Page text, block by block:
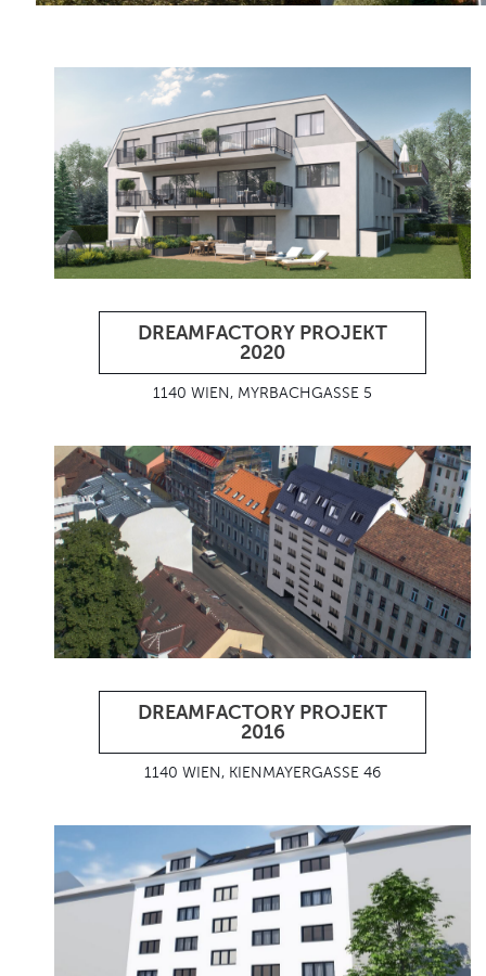
DREAMFACTORY PROJEKT
2020
1140 WIEN, MYRBACHGASSE 5
DREAMFACTORY PROJEKT
2016
1140 WIEN, KIENMAYERGASSE 46